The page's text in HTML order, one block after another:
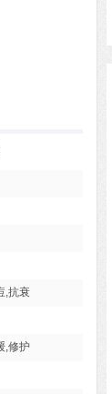
,抗衰
,修护